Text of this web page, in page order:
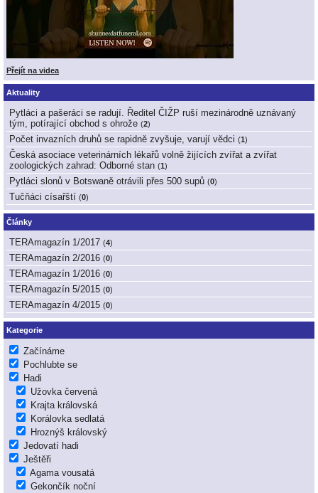
Přejít na videa
Aktuality
Pytláci a pašeráci se radují. Ředitel ČIŽP ruší mezinárodně uznávaný
tým, potírající obchod s ohrože (2)
Počet invazních druhů se rapidně zvyšuje, varují vědci (1)
Česká asociace veterinárních lékařů volně žijících zvířat a zvířat
zoologických zahrad: Odborné stan (1)
Pytláci slonů v Botswaně otrávili přes 500 supů (0)
Tučňáci císařští (0)
Články
TERAmagazín 1/2017 (4)
TERAmagazín 2/2016 (0)
TERAmagazín 1/2016 (0)
TERAmagazín 5/2015 (0)
TERAmagazín 4/2015 (0)
Kategorie
Začínáme
Pochlubte se
Hadi
Užovka červená
Krajta královská
Korálovka sedlatá
Hroznýš královský
Jedovatí hadi
Ještěři
Agama vousatá
Gekončík noční